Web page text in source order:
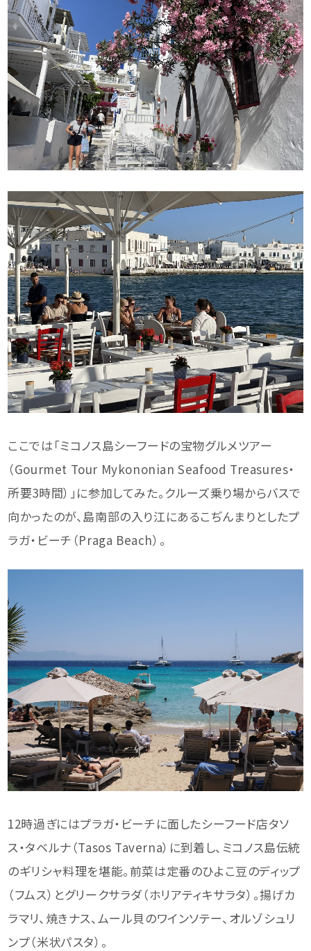
ここでは「ミコノス島シーフードの宝物グルメツアー
（Gourmet Tour Mykononian Seafood Treasures・
所要3時間）」に参加してみた。クルーズ乗り場からバスで
向かったのが、島南部の入り江にあるこぢんまりとしたプ
ラガ・ビーチ（Praga Beach）。
12時過ぎにはプラガ・ビーチに面したシーフード店タソ
ス・タベルナ（Tasos Taverna）に到着し、ミコノス島伝統
のギリシャ料理を堪能。前菜は定番のひよこ豆のディップ
（フムス）とグリークサラダ（ホリアティキサラタ）。揚げカ
ラマリ、焼きナス、ムール貝のワインソテー、オルゾシュリ
ンプ（米状パスタ）。